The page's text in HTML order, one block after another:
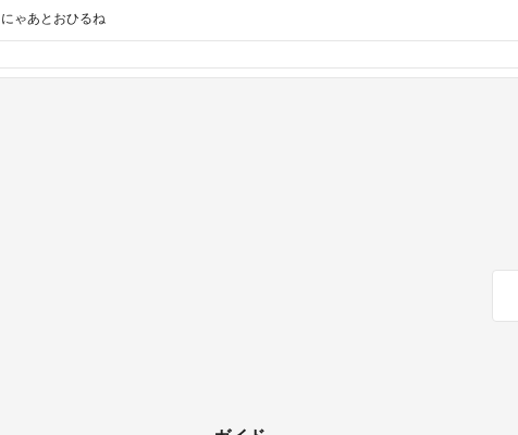
にゃあとおひるね